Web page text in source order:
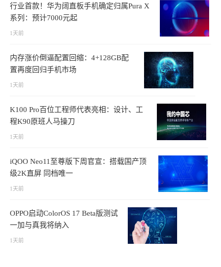
行业首款！华为阔直板手机确定归属Pura X
系列：预计7000元起
1天前
内存涨价倒逼配置回缩：4+128GB配
置再度回归手机市场
1天前
K100 Pro百位工程师代表亮相：设计、工
程K90原班人马操刀
1天前
iQOO Neo11至尊版下周官宣：搭载国产顶
级2K直屏 同档唯一
1天前
OPPO启动ColorOS 17 Beta版测试
一加与真我将纳入
1天前